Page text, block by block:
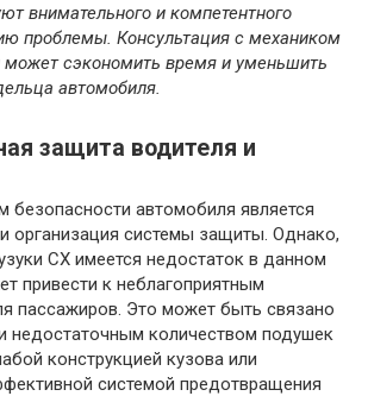
внимательного и компетентного
проблемы. Консультация с механиком
может сэкономить время и уменьшить
автомобиля.
защита водителя и
автомобиля является
организация системы защиты. Однако,
СХ имеется недостаток в данном
привести к неблагоприятным
пассажиров. Это может быть связано
недостаточным количеством подушек
конструкцией кузова или
системой предотвращения